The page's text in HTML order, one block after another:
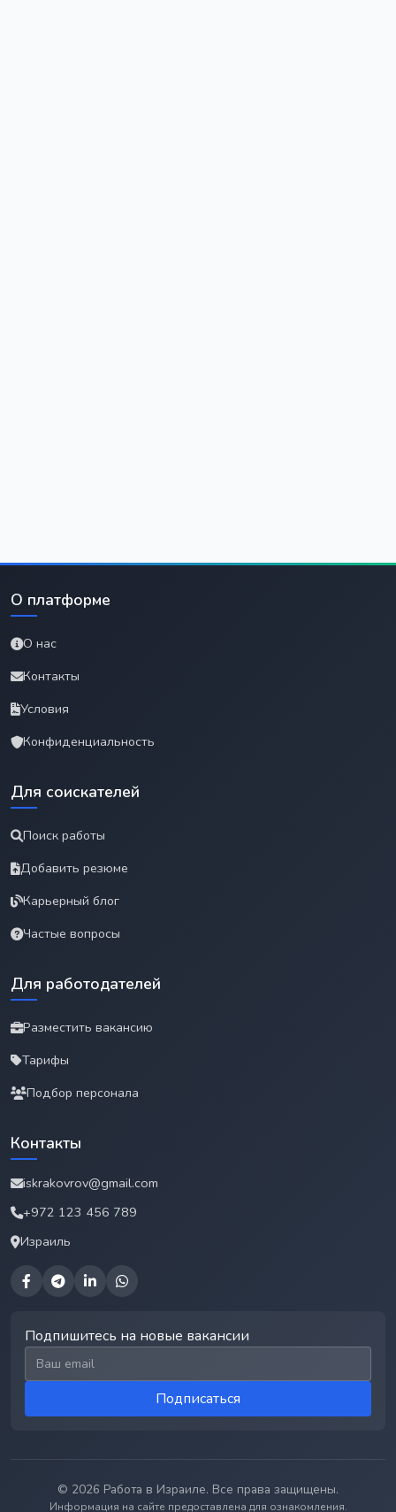
О платформе
О нас
Контакты
Условия
Конфиденциальность
Для соискателей
Поиск работы
Добавить резюме
Карьерный блог
Частые вопросы
Для работодателей
Разместить вакансию
Тарифы
Подбор персонала
Контакты
iskrakovrov@gmail.com
+972 123 456 789
Израиль
Подпишитесь на новые вакансии
Email для подписки
Подписаться
© 2026 Работа в Израиле. Все права защищены.
Информация на сайте предоставлена для ознакомления.